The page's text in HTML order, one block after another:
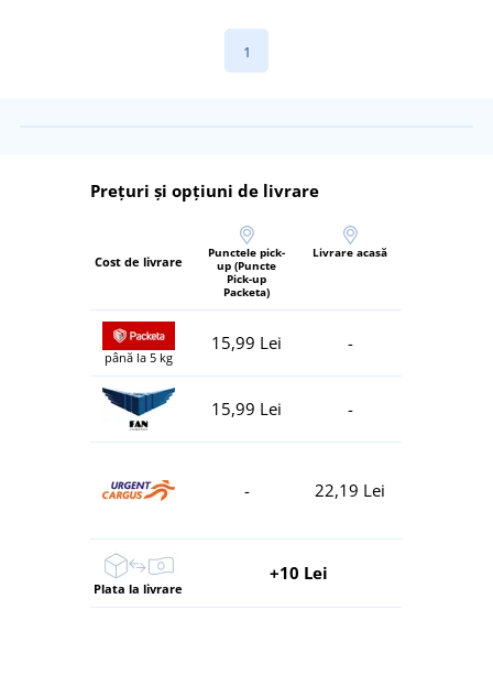
1
Prețuri și opțiuni de livrare
Cost de livrare
Punctele pick-
up (Puncte
Pick-up
Packeta)
Livrare acasă
până la 5 kg
15,99 Lei -
15,99 Lei -
- 22,19 Lei
Plata la livrare
+10 Lei